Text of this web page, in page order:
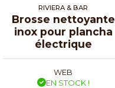
RIVIERA & BAR
Brosse nettoyante
inox pour plancha
électrique
WEB
EN STOCK !